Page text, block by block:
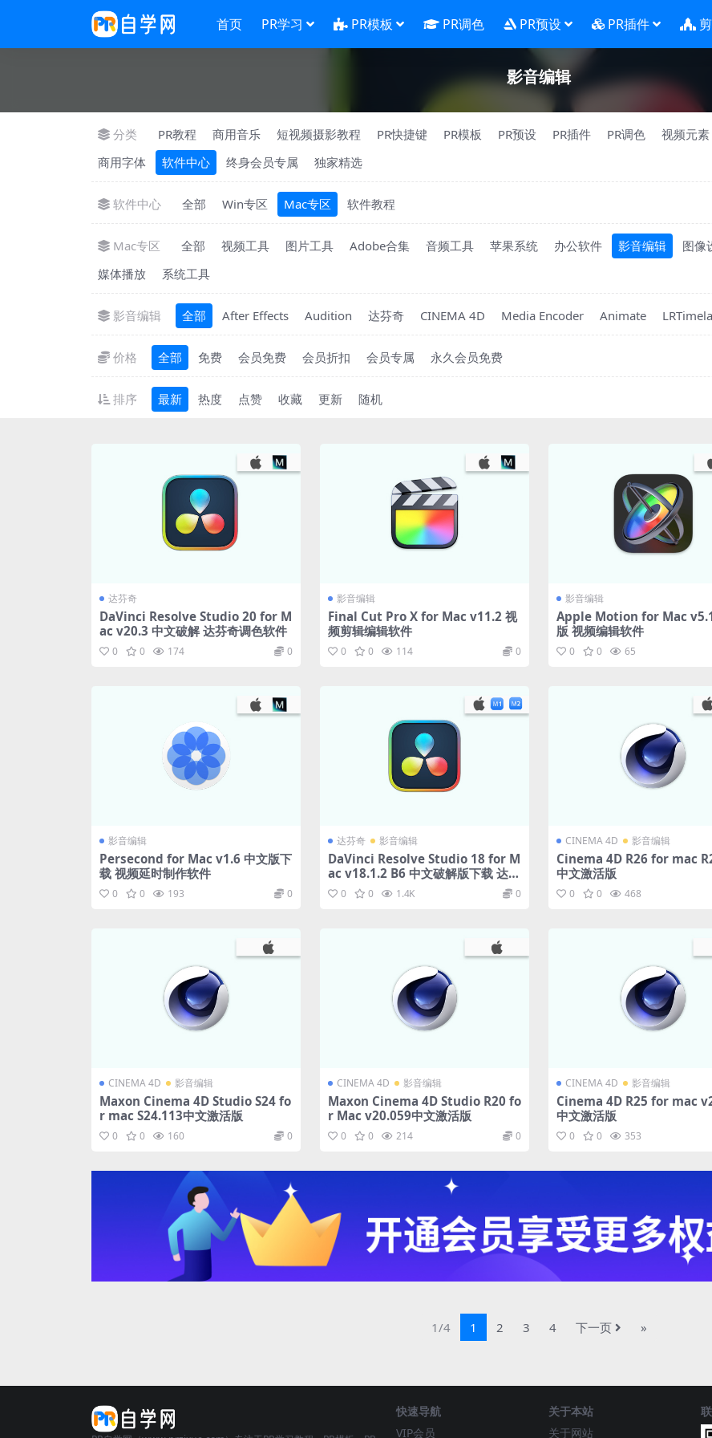
首页 PR学习 PR模板 PR调色 PR预设 PR插件
影音编辑
分类 PR教程 商用音乐 短视频摄影教程 PR快捷键 PR模板 PR预设 PR插件 PR调色 视频元素
商用字体
软件中心 终身会员专属 独家精选
软件中心 全部 Win专区 Mac专区 软件教程
Mac专区 全部 视频工具 图片工具 Adobe合集 音频工具 苹果系统 办公软件 影音编辑 图像
媒体播放
系统工具
影音编辑 全部 After Effects Audition 达芬奇 CINEMA 4D Media Encoder Animate
价格 全部 免费 会员免费 会员折扣 会员专属 永久会员免费
排序 最新 热度 点赞 收藏 更新 随机
达芬奇
DaVinci Resolve Studio 20 for M
ac v20.3 中文破解 达芬奇调色软件
0 0 174 0
影音编辑
Final Cut Pro X for Mac v11.2 视
频剪辑编辑软件
0 0 114 0
影音编辑
Apple Motion for Mac
版 视频编辑软件
0 0 65
影音编辑
Persecond for Mac v1.6 中文版下
载 视频延时制作软件
0 0 193 0
达芬奇 影音编辑
DaVinci Resolve Studio 18 for M
ac v18.1.2 B6 中文破解版下载 达芬
奇调色软件
0 0 1.4K 0
CINEMA 4D 影音编辑
Cinema 4D R26 for mac
中文激活版
0 0 468
CINEMA 4D 影音编辑
Maxon Cinema 4D Studio S24 fo
r mac S24.113中文激活版
0 0 160 0
CINEMA 4D 影音编辑
Maxon Cinema 4D Studio R20 fo
r Mac v20.059中文激活版
0 0 214 0
CINEMA 4D 影音编辑
Cinema 4D R25 for mac
中文激活版
0 0 353
1/4 1 2 3 4 下一页 »
快速导航
VIP会员
关于本站
关于网站